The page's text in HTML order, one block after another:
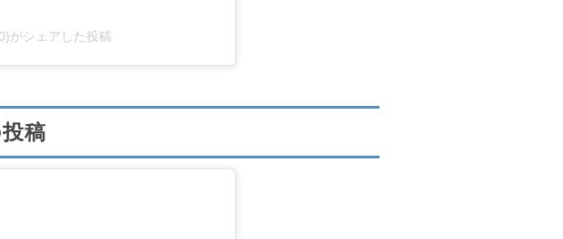
がシェアした投稿
稿